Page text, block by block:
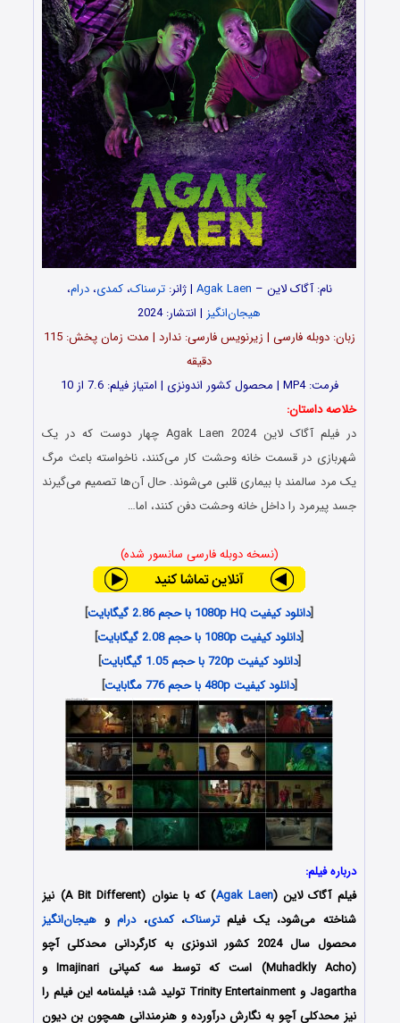
نام: آگاک لاین – Agak Laen | ژانر:ترسناک،کمدی،درام،
هیجان‌انگیز | انتشار: 2024
زبان: دوبله فارسی | زیرنویس فارسی: ندارد | مدت زمان پخش: 115
دقیقه
فرمت: MP4 | محصول کشور اندونزی | امتیاز فیلم: 7.6 از 10
خلاصه داستان:
در فیلم آگاک لاین Agak Laen 2024 چهار دوست که در یک
شهربازی در قسمت خانه‌ وحشت کار می‌کنند، ناخواسته باعث مرگ
یک مرد سالمند با بیماری قلبی می‌شوند. حال آن‌ها تصمیم می‌گیرند
جسد پیرمرد را داخل خانه‌ وحشت دفن کنند، اما…
(نسخه دوبله فارسی سانسور شده)
[دانلود کیفیت 1080p HQ با حجم 2.86 گیگابایت
]
[دانلود کیفیت 1080p با حجم 2.08 گیگابایت
]
[دانلود کیفیت 720p با حجم 1.05 گیگابایت
]
[دانلود کیفیت 480p با حجم 776 مگابایت ]
درباره فیلم:
فیلم آگاک لاین (Agak Laen
) که با عنوان (A Bit Different) نیز
شناخته می‌شود، یک فیلمترسناک،کمدی،درامو هیجان‌انگیز
محصول سال 2024 کشور اندونزی به کارگردانی محدکلی آچو
(Muhadkly Acho) است که توسط سه کمپانی‌ Imajinari و
Jagartha و Trinity Entertainment تولید شد؛ فیلمنامه این فیلم را
نیز محدکلی آچو به نگارش درآورده و هنرمندانی همچون بن دیون